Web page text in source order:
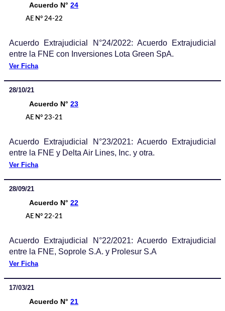
Acuerdo N°24
AE N° 24-22
Acuerdo Extrajudicial N°24/2022: Acuerdo Extrajudicial
entre la FNE con Inversiones Lota Green SpA.
Ver Ficha
28/10/21
Acuerdo N°23
AE N° 23-21
Acuerdo Extrajudicial N°23/2021: Acuerdo Extrajudicial
entre la FNE y Delta Air Lines, Inc. y otra.
Ver Ficha
28/09/21
Acuerdo N°22
AE N° 22-21
Acuerdo Extrajudicial N°22/2021: Acuerdo Extrajudicial
entre la FNE, Soprole S.A. y Prolesur S.A
Ver Ficha
17/03/21
Acuerdo N°21